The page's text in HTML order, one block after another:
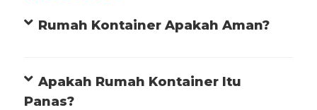
Rumah Kontainer Apakah Aman?
Apakah Rumah Kontainer Itu
Panas?